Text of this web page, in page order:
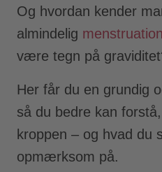
Og hvordan kender
almindelig menstruation
være tegn på
Her får du en grundig
så du bedre kan
kroppen – og hvad du
opmærksom på.